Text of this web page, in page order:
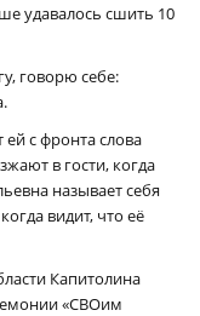
удавалось сшить 10
говорю себе:
с фронта слова
в гости, когда
называет себя
видит, что её
Капитолина
«СВОим